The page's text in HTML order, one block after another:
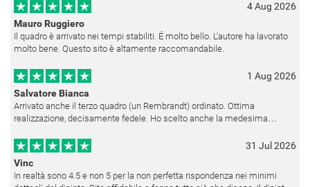
4 Aug 2026
Mauro Ruggiero
Il quadro è arrivato nei tempi stabiliti. É molto bello. L'autore ha lavorato
molto bene. Questo sito è altamente raccomandabile.
1 Aug 2026
Salvatore Bianca
Arrivato anche il terzo quadro (un Rembrandt) ordinato. Ottima
realizzazione, decisamente fedele. Ho scelto anche la medesima
appesi
31 Jul 2026
Vinc
In realtà sono 4.5 e non 5 per la non perfetta rispondenza nei minimi